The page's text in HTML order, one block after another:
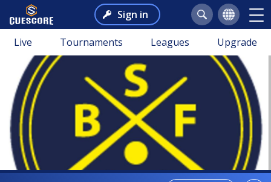
Sign in
Live Tournaments Leagues Upgrade